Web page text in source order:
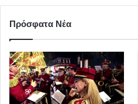
Πρόσφατα Νέα